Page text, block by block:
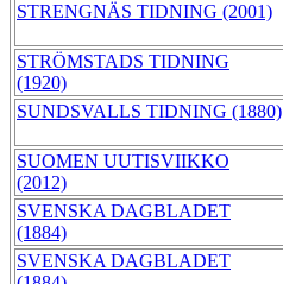
STRENGNÄS TIDNING (2001)
STRÖMSTADS TIDNING
(1920)
SUNDSVALLS TIDNING (1880)
SUOMEN UUTISVIIKKO
(2012)
SVENSKA DAGBLADET
(1884)
SVENSKA DAGBLADET